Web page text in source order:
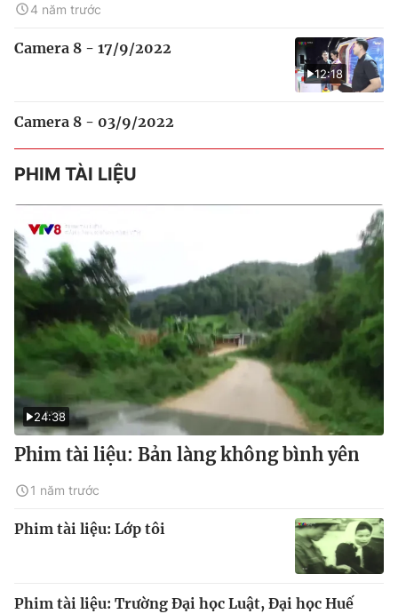
4 năm trước
12:18
Camera 8 - 17/9/2022
Camera 8 - 03/9/2022
PHIM TÀI LIỆU
24:38
Phim tài liệu: Bản làng không bình yên
1 năm trước
Phim tài liệu: Lớp tôi
Phim tài liệu: Trường Đại học Luật, Đại học Huế